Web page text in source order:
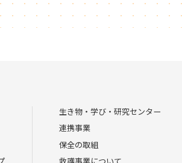
生き物・学び・研究センター
連携事業
保全の取組